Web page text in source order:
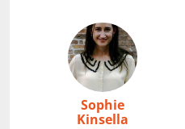
Sophie
Kinsella